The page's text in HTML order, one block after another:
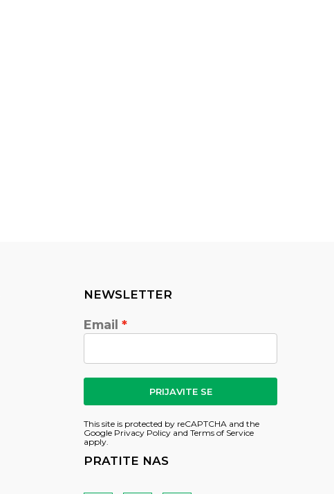
NEWSLETTER
Email
PRIJAVITE SE
This site is protected by reCAPTCHA and the
Google Privacy Policy and Terms of Service
apply.
PRATITE NAS